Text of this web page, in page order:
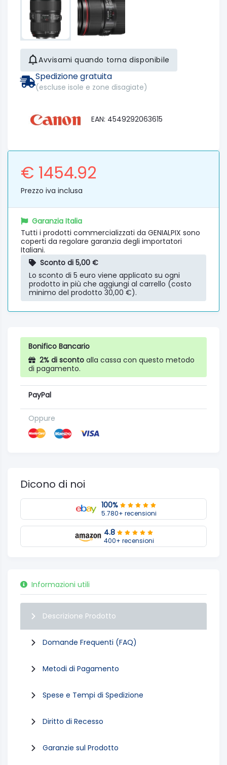
Avvisami quando torna disponibile
Spedizione gratuita
(escluse isole e zone disagiate)
EAN: 4549292063615
€ 1454.92
Prezzo iva inclusa
Garanzia Italia
Tutti i prodotti commercializzati da GENIALPIX sono
coperti da regolare garanzia degli importatori
Italiani.
Sconto di 5,00 €
Lo sconto di 5 euro viene applicato su ogni
prodotto in più che aggiungi al carrello (costo
minimo del prodotto 30,00 €).
Bonifico Bancario
2% di sconto alla cassa con questo metodo
di pagamento.
PayPal
Oppure
Dicono di noi
100%
5.780+ recensioni
4.8
400+ recensioni
Informazioni utili
Descrizione Prodotto
Domande Frequenti (FAQ)
Metodi di Pagamento
Spese e Tempi di Spedizione
Diritto di Recesso
Garanzie sul Prodotto